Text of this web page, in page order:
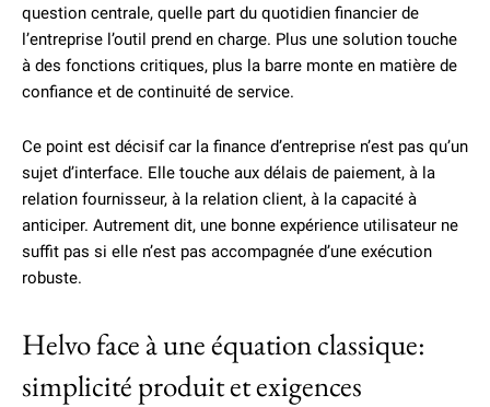
question centrale, quelle part du quotidien financier de
l’entreprise l’outil prend en charge. Plus une solution touche
à des fonctions critiques, plus la barre monte en matière de
confiance et de continuité de service.
Ce point est décisif car la finance d’entreprise n’est pas qu’un
sujet d’interface. Elle touche aux délais de paiement, à la
relation fournisseur, à la relation client, à la capacité à
anticiper. Autrement dit, une bonne expérience utilisateur ne
suffit pas si elle n’est pas accompagnée d’une exécution
robuste.
Helvo face à une équation classique:
simplicité produit et exigences